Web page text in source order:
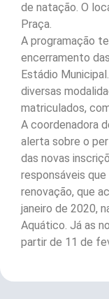
de natação. O
Praça.
A programação
encerramento
Estádio
diversas
matriculados,
A coordenadora
alerta sobre o
das novas
responsáveis
renovação, que
janeiro de 2020,
Aquático. Já as
partir de 11 de